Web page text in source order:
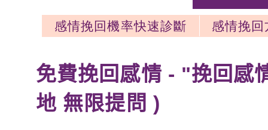
感情挽回機率快速診斷
感情挽
免費挽回感情 - "挽回感
地 無限提問 )